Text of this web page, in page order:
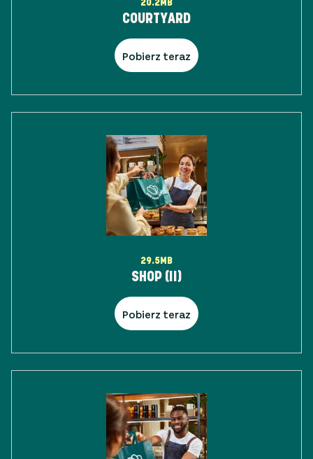
20.2MB
COURTYARD
Pobierz teraz
29.5MB
SHOP (II)
Pobierz teraz